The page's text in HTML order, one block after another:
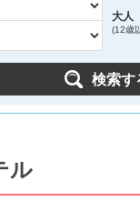
大人
(12歳
検索す
ル